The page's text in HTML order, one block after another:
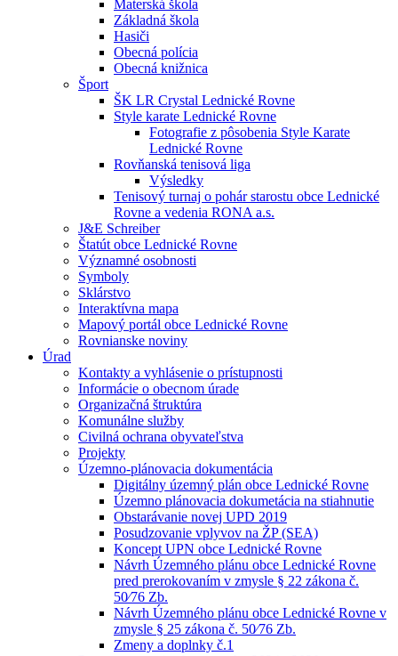
Materská škola
Základná škola
Hasiči
Obecná polícia
Obecná knižnica
Šport
ŠK LR Crystal Lednické Rovne
Style karate Lednické Rovne
Fotografie z pôsobenia Style Karate
Lednické Rovne
Rovňanská tenisová liga
Výsledky
Tenisový turnaj o pohár starostu obce Lednické
Rovne a vedenia RONA a.s.
J&E Schreiber
Štatút obce Lednické Rovne
Významné osobnosti
Symboly
Sklárstvo
Interaktívna mapa
Mapový portál obce Lednické Rovne
Rovnianske noviny
Úrad
Kontakty a vyhlásenie o prístupnosti
Informácie o obecnom úrade
Organizačná štruktúra
Komunálne služby
Civilná ochrana obyvateľstva
Projekty
Územno-plánovacia dokumentácia
Digitálny územný plán obce Lednické Rovne
Územno plánovacia dokumetácia na stiahnutie
Obstarávanie novej UPD 2019
Posudzovanie vplyvov na ŽP (SEA)
Koncept UPN obce Lednické Rovne
Návrh Územného plánu obce Lednické Rovne
pred prerokovaním v zmysle § 22 zákona č.
50⁄76 Zb.
Návrh Územného plánu obce Lednické Rovne v
zmysle § 25 zákona č. 50⁄76 Zb.
Zmeny a doplnky č.1